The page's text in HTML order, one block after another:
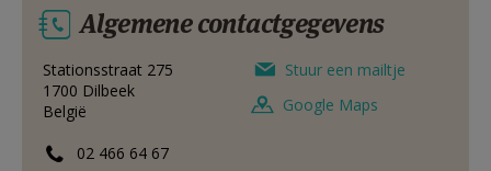
HULP
MIJN PAROCHIE
AANMELDEN OF REGISTREREN
Algemene contactgegevens
Stationsstraat 275
1700 Dilbeek
België
02 466 64 67
Stuur een mailtje
Google Maps